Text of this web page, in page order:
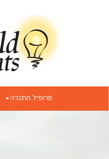
פרופיל החברה